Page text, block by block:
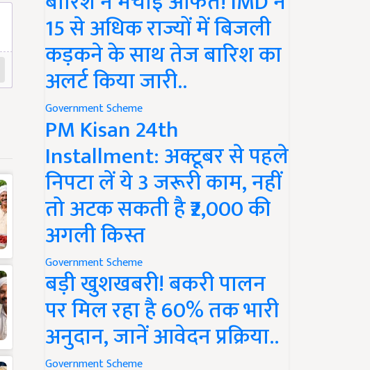
15 से अधिक राज्यों में बिजली
कड़कने के साथ तेज बारिश का
अलर्ट किया जारी..
Government Scheme
PM Kisan 24th
Installment: अक्टूबर से पहले
निपटा लें ये 3 जरूरी काम, नहीं
तो अटक सकती है ₹2,000 की
अगली किस्त
Government Scheme
बड़ी खुशखबरी! बकरी पालन
पर मिल रहा है 60% तक भारी
अनुदान, जानें आवेदन प्रक्रिया..
Government Scheme